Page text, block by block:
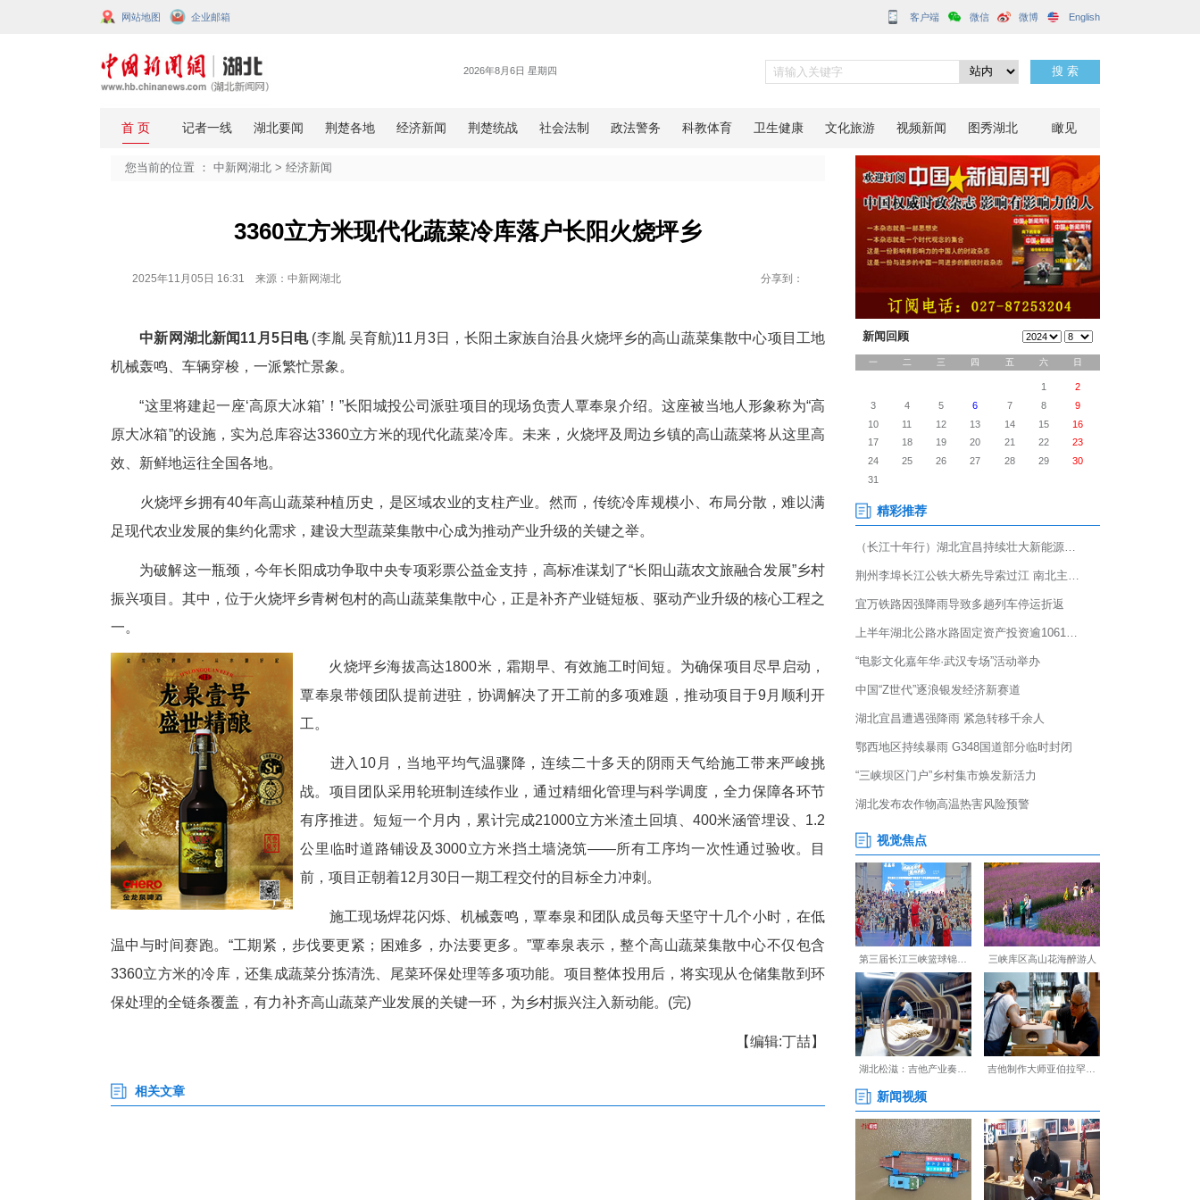
网站地图
3360立方米现代化蔬菜冷库落户长阳火烧坪乡
2025年11月05日 16:31 来源：中新网湖北
中新网湖北新闻11月5日电
(李胤 吴育航)11月3日，长阳土家族自治县火烧坪乡的高山蔬菜集散中心项目工地
机械轰鸣、车辆穿梭，一派繁忙景象。
“这里将建起一座‘高原大冰箱’！”长阳城投公司派驻项目的现场负责人覃奉泉介绍。这座被当地人形象称为“高
原大冰箱”的设施，实为总库容达3360立方米的现代化蔬菜冷库。未来，火烧坪及周边乡镇的高山蔬菜将从这里高
效、新鲜地运往全国各地。
火烧坪乡拥有40年高山蔬菜种植历史，是区域农业的支柱产业。然而，传统冷库规模小、布局分散，难以满
足现代农业发展的集约化需求，建设大型蔬菜集散中心成为推动产业升级的关键之举。
为破解这一瓶颈，今年长阳成功争取中央专项彩票公益金支持，高标准谋划了“长阳山蔬农文旅融合发展”乡村
振兴项目。其中，位于火烧坪乡青树包村的高山蔬菜集散中心，正是补齐产业链短板、驱动产业升级的核心工程之
一。
火烧坪乡海拔高达1800米，霜期早、有效施工时间短。为确保项目尽早启动，
覃奉泉带领团队提前进驻，协调解决了开工前的多项难题，推动项目于9月顺利开
工。
进入10月，当地平均气温骤降，连续二十多天的阴雨天气给施工带来严峻挑
战。项目团队采用轮班制连续作业，通过精细化管理与科学调度，全力保障各环节
有序推进。短短一个月内，累计完成21000立方米渣土回填、400米涵管埋设、1.2
公里临时道路铺设及3000立方米挡土墙浇筑——所有工序均一次性通过验收。目
施工现场焊花闪烁、机械轰鸣，覃奉泉和团队成员每天坚守十几个小时，在低
温中与时间赛跑。“工期紧，步伐要更紧；困难多，办法要更多。”覃奉泉表示，整个高山蔬菜集散中心不仅包含